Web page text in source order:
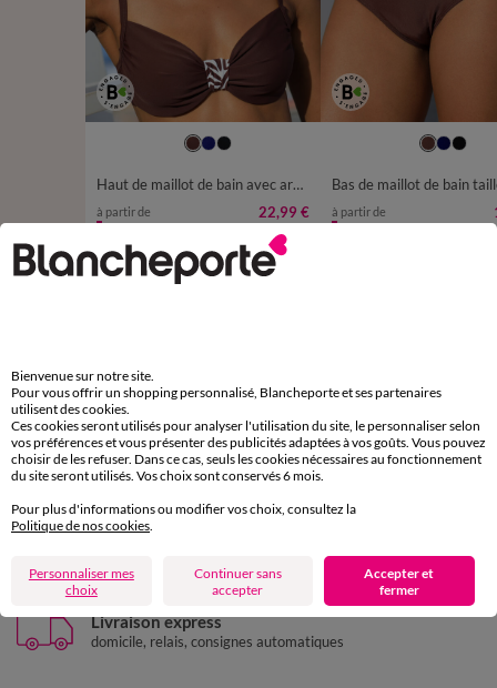
Haut de maillot de bain avec armatures drapé uni
à partir de 22,99 €
44 46
à partir de
Maillot de bain couvrant
Tankini
Maillot de bain piscine
Bikini femme
Maillot de bain sport
Payez plus tard ou en plusieurs fois
Livraison express
domicile, relais, consignes automatiques
Bienvenue sur notre site.
Pour vous offrir un shopping personnalisé, Blancheporte et ses partenaires
utilisent des cookies.
Ces cookies seront utilisés pour analyser l'utilisation du site, le personnaliser selon
vos préférences et vous présenter des publicités adaptées à vos goûts. Vous pouvez
choisir de les refuser. Dans ce cas, seuls les cookies nécessaires au fonctionnement
du site seront utilisés. Vos choix sont conservés 6 mois.
Pour plus d'informations ou modifier vos choix, consultez la
Politique de nos cookies.
Personnaliser mes
choix
Continuer sans
accepter
Accepter et
fermer